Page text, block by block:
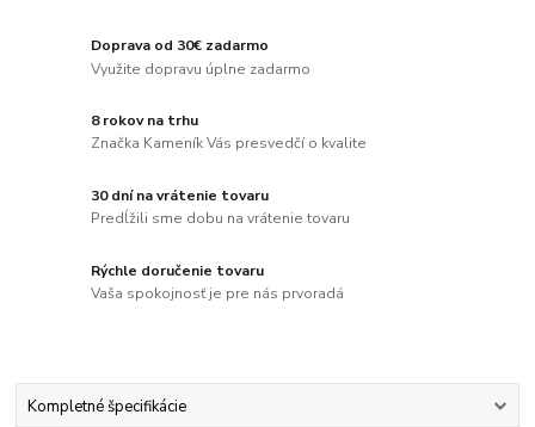
Doprava od 30€ zadarmo
Využite dopravu úplne zadarmo
8 rokov na trhu
Značka Kameník Vás presvedčí o kvalite
30 dní na vrátenie tovaru
Predĺžili sme dobu na vrátenie tovaru
Rýchle doručenie tovaru
Vaša spokojnosť je pre nás prvoradá
Kompletné špecifikácie